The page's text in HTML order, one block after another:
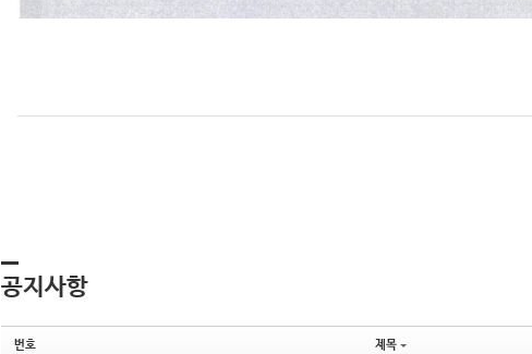
공지사항
번호 제목